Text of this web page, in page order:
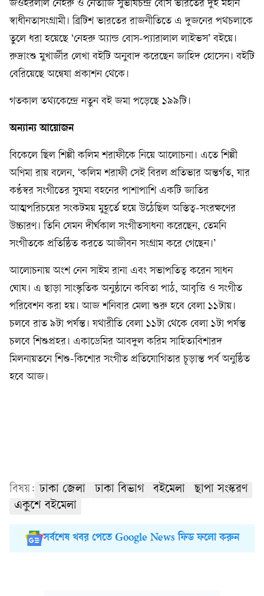
জওহরলাল নেহরু ও নেতাজি সুভাষচন্দ্র বোস ভারতের দুই মহান
স্বাধীনতাসংগ্রামী। ব্রিটিশ ভারতের রাজনীতিতে এ দুজনের পথচলাকে
তুলে ধরা হয়েছে ‘নেহরু অ্যান্ড বোস-প্যারালাল লাইভস’ বইয়ে।
রুদ্রাংশু মুখার্জীর লেখা বইটি অনুবাদ করেছেন জাহিদ হোসেন। বইটি
বেরিয়েছে অন্বেষা প্রকাশন থেকে।
গতকাল তথ্যকেন্দ্রে নতুন বই জমা পড়েছে ১৯৯টি।
অন্যান্য আয়োজন
বিকেলে ছিল শিল্পী কলিম শরাফীকে নিয়ে আলোচনা। এতে শিল্পী
অণিমা রায় বলেন, ‘কলিম শরাফী সেই বিরল প্রতিভার অন্তর্গত, যার
কণ্ঠস্বর সংগীতের সুষমা বহনের পাশাপাশি একটি জাতির
আত্মপরিচয়ের সংকটময় মুহূর্তে হয়ে উঠেছিল অস্তিত্ব-সংরক্ষণের
উচ্চারণ। তিনি যেমন দীর্ঘকাল সংগীতসাধনা করেছেন, তেমনি
সংগীতকে প্রতিষ্ঠিত করতে আজীবন সংগ্রাম করে গেছেন।’
আলোচনায় অংশ নেন সাইম রানা এবং সভাপতিত্ব করেন সাধন
ঘোষ। এ ছাড়া সাংস্কৃতিক অনুষ্ঠানে কবিতা পাঠ, আবৃত্তি ও সংগীত
পরিবেশন করা হয়। আজ শনিবার মেলা শুরু হবে বেলা ১১টায়।
চলবে রাত ৯টা পর্যন্ত। যথারীতি বেলা ১১টা থেকে বেলা ১টা পর্যন্ত
চলবে শিশুপ্রহর। একাডেমির আবদুল করিম সাহিত্যবিশারদ
মিলনায়তনে শিশু-কিশোর সংগীত প্রতিযোগিতার চূড়ান্ত পর্ব অনুষ্ঠিত
হবে আজ।
বিষয়: ঢাকা জেলা ঢাকা বিভাগ বইমেলা
ছাপা সংস্করণ
একুশে বইমেলা
সর্বশেষ খবর পেতে Google News ফিড ফলো করুন